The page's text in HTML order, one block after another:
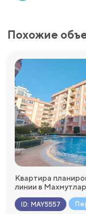
Похожие
Квартира
линии в
ID: MAY5557